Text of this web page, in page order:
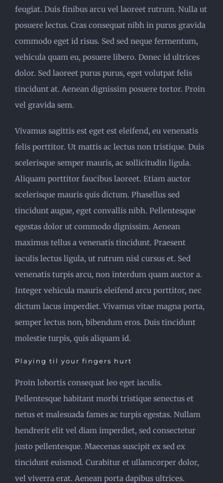
feugiat. Duis finibus arcu vel laoreet rutrum. Nulla ut
posuere lectus. Cras consequat nibh in purus gravida
commodo eget id risus. Sed sed neque fermentum,
vehicula quam eu, posuere libero. Donec id ultrices
dolor. Sed laoreet purus purus, eget volutpat felis
tincidunt at. Aenean dignissim posuere tortor. Proin
vel gravida sem.
Vivamus sagittis est eget est eleifend, eu venenatis
felis porttitor. Ut mattis ac lectus non tristique. Duis
scelerisque semper mauris, ac sollicitudin ligula.
Aliquam porttitor faucibus laoreet. Etiam auctor
scelerisque mauris quis dictum. Phasellus sed
tincidunt augue, eget convallis nibh. Pellentesque
egestas dolor ut commodo dignissim. Aenean
maximus tellus a venenatis tincidunt. Praesent
iaculis lectus ligula, ut rutrum nisl cursus et. Sed
venenatis turpis arcu, non interdum quam auctor a.
Integer vehicula mauris eleifend arcu porttitor, nec
dictum lacus imperdiet. Vivamus vitae magna porta,
semper lectus non, bibendum eros. Duis tincidunt
molestie turpis, quis aliquam id.
Playing til your fingers hurt
Proin lobortis consequat leo eget iaculis.
Pellentesque habitant morbi tristique senectus et
netus et malesuada fames ac turpis egestas. Nullam
hendrerit elit vel diam imperdiet, sed consectetur
justo pellentesque. Maecenas suscipit ex sed ex
tincidunt euismod. Curabitur et ullamcorper dolor,
vel viverra erat. Aenean porta dapibus ultrices.